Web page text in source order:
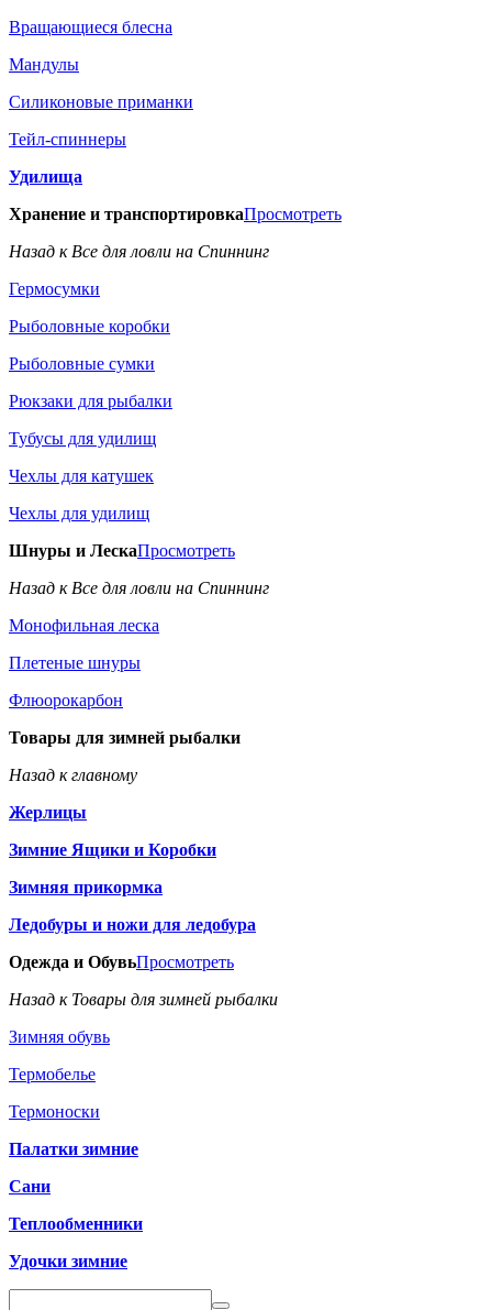
Вращающиеся блесна
Мандулы
Силиконовые приманки
Тейл-спиннеры
Удилища
Хранение и транспортировкаПросмотреть
Назад к Все для ловли на Спиннинг
Гермосумки
Рыболовные коробки
Рыболовные сумки
Рюкзаки для рыбалки
Тубусы для удилищ
Чехлы для катушек
Чехлы для удилищ
Шнуры и ЛескаПросмотреть
Назад к Все для ловли на Спиннинг
Монофильная леска
Плетеные шнуры
Флюорокарбон
Товары для зимней рыбалки
Назад к главному
Жерлицы
Зимние Ящики и Коробки
Зимняя прикормка
Ледобуры и ножи для ледобура
Одежда и ОбувьПросмотреть
Назад к Товары для зимней рыбалки
Зимняя обувь
Термобелье
Термоноски
Палатки зимние
Сани
Теплообменники
Удочки зимние